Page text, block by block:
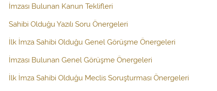
İmzası Bulunan Kanun Teklifleri
Sahibi Olduğu Yazılı Soru Önergeleri
İlk İmza Sahibi Olduğu Genel Görüşme Önergeleri
İmzası Bulunan Genel Görüşme Önergeleri
İlk İmza Sahibi Olduğu Meclis Soruşturması Önergeleri